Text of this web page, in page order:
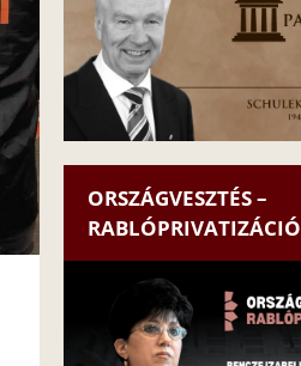
ORSZÁGVESZTÉS –
RABLÓPRIVATIZÁCIÓ